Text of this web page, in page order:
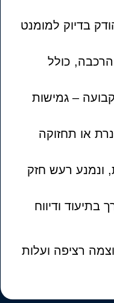
בדיוק למומנט
כולל
קבועה – גמישות
או תחזוקה
ונמנע רעש חזק
בתיעוד ודיווח
רציפה ועלות